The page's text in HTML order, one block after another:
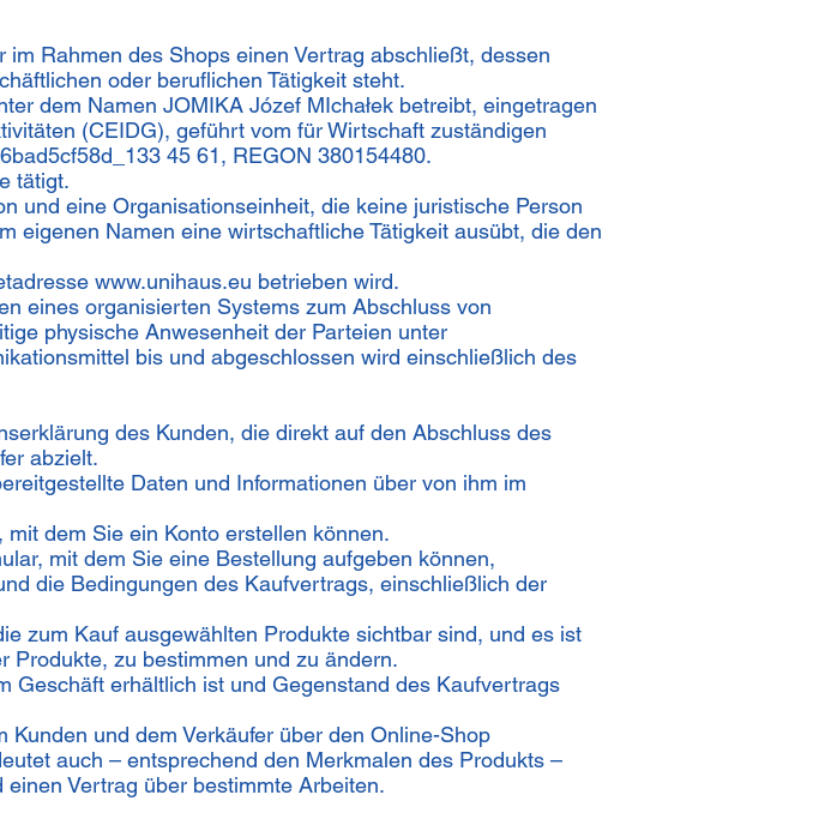
Rahmen des Shops einen Vertrag abschließt, dessen
oder beruflichen Tätigkeit steht.
dem Namen JOMIKA Józef MIchałek betreibt, eingetragen
(CEIDG), geführt vom für Wirtschaft zuständigen
45 61, REGON 380154480.
tätigt.
und eine Organisationseinheit, die keine juristische Person
eigenen Namen eine wirtschaftliche Tätigkeit ausübt, die den
www.unihaus.eu betrieben wird.
eines organisierten Systems zum Abschluss von
physische Anwesenheit der Parteien unter
bis und abgeschlossen wird einschließlich des
des Kunden, die direkt auf den Abschluss des
abzielt.
Daten und Informationen über von ihm im
dem Sie ein Konto erstellen können.
mit dem Sie eine Bestellung aufgeben können,
die Bedingungen des Kaufvertrags, einschließlich der
zum Kauf ausgewählten Produkte sichtbar sind, und es ist
Produkte, zu bestimmen und zu ändern.
Geschäft erhältlich ist und Gegenstand des Kaufvertrags
und dem Verkäufer über den Online-Shop
auch – entsprechend den Merkmalen des Produkts –
Vertrag über bestimmte Arbeiten.